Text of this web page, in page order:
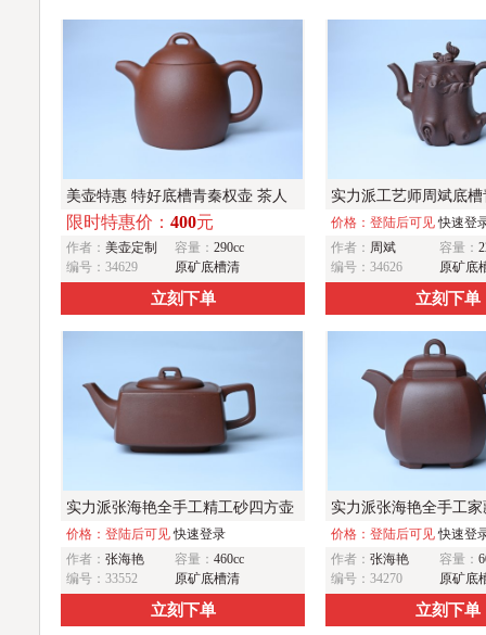
美壶特惠 特好底槽青秦权壶 茶人
最爱
限时特惠价： 400元
作者： 美壶定制 容量： 290cc
编号：34629
原矿底槽清
立刻下单
实力派工艺师周斌底
葡萄树桩壶
价格：登陆后可见快速登
作者： 周斌 容量：
编号：34626
原矿底
立刻下单
实力派张海艳全手工精工砂四方壶
做工一流
价格：登陆后可见快速登录
作者： 张海艳 容量： 460cc
编号：33552
原矿底槽清
立刻下单
实力派张海艳全手工
工福临八方壶 气势磅礴
价格：登陆后可见快速登
作者： 张海艳 容量：
编号：34270
原矿底
立刻下单